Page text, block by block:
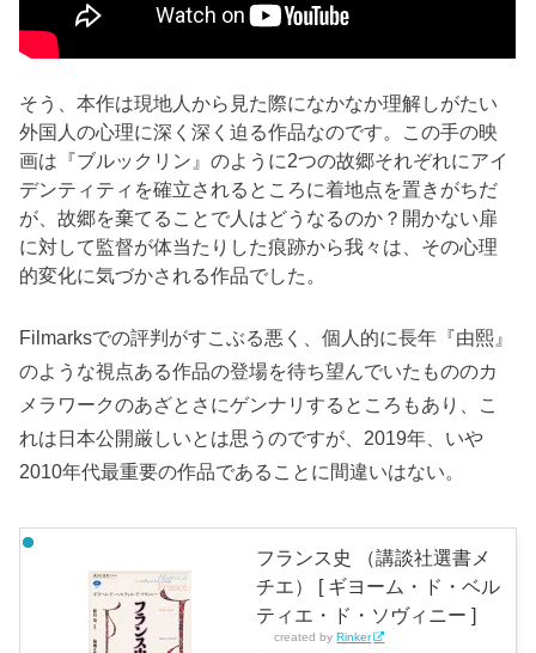
そう、本作は現地人から見た際になかなか理解しがたい
外国人の心理に深く深く迫る作品なのです。この手の映
画は『ブルックリン』のように2つの故郷それぞれにアイ
デンティティを確立されるところに着地点を置きがちだ
が、故郷を棄てることで人はどうなるのか？開かない扉
に対して監督が体当たりした痕跡から我々は、その心理
的変化に気づかされる作品でした。
Filmarksでの評判がすこぶる悪く、個人的に長年『由熙』
のような視点ある作品の登場を待ち望んでいたもののカ
メラワークのあざとさにゲンナリするところもあり、こ
れは日本公開厳しいとは思うのですが、2019年、いや
2010年代最重要の作品であることに間違いはない。
フランス史 （講談社選書メ
チエ） [ ギヨーム・ド・ベル
ティエ・ド・ソヴィニー ]
created byRinker